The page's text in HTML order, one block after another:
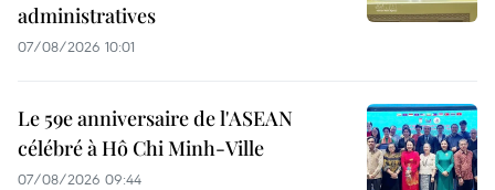
administratives
07/08/2026 10:01
Le 59e anniversaire de l'ASEAN
célébré à Hô Chi Minh-Ville
07/08/2026 09:44